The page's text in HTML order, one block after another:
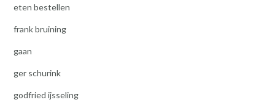
eten bestellen
frank bruining
gaan
ger schurink
godfried ijsseling